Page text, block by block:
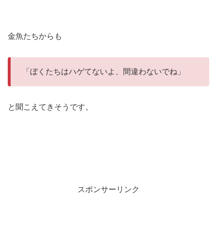
金魚たちからも
「ぼくたちはハゲてないよ、間違わないでね」
と聞こえてきそうです。
スポンサーリンク